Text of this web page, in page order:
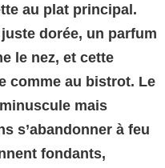
au plat principal.
dorée, un parfum
le nez, et cette
comme au bistrot. Le
mais
s’abandonner à feu
fondants,